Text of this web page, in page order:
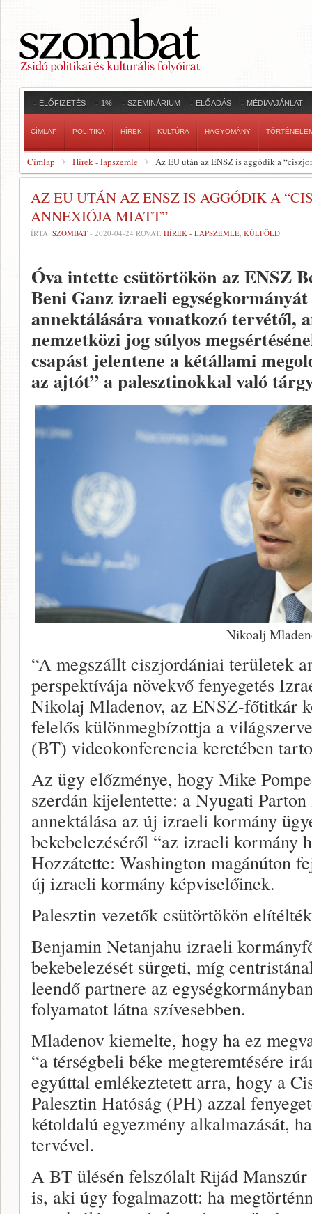
ELŐFIZETÉS 1% SZEMINÁRIUM ELŐADÁS MÉDIAAJÁNLAT
CÍMLAP POLITIKA HÍREK KULTÚRA HAGYOMÁNY
Címlap Hírek - lapszemle Az EU után az ENSZ is aggódik a
AZ EU UTÁN AZ ENSZ IS AGGÓDIK A
ANNEXIÓJA MIATT”
ÍRTA: SZOMBAT - 2020-04-24 ROVAT: HÍREK - LAPSZEMLE, KÜLFÖLD
Óva intette csütörtökön az ENSZ
Beni Ganz izraeli
annektálására vonatkozó tervétől,
nemzetközi jog súlyos
csapást jelentene a kétállami
az ajtót” a palesztinokkal való
Nikoalj
“A megszállt ciszjordániai területek
perspektívája növekvő fenyegetés
Nikolaj Mladenov, az ENSZ-főtitkár
felelős különmegbízottja a
(BT) videokonferencia keretében
Az ügy előzménye, hogy Mike
szerdán kijelentette: a Nyugati
annektálása az új izraeli kormány
bekebelezéséről “az izraeli kormány
Hozzátette: Washington magánúton
új izraeli kormány képviselőinek.
Palesztin vezetők csütörtökön
Benjamin Netanjahu izraeli
bekebelezését sürgeti, míg
leendő partnere az
folyamatot látna szívesebben.
Mladenov kiemelte, hogy ha ez
“a térségbeli béke megteremtésére
egyúttal emlékeztetett arra, hogy a
Palesztin Hatóság (PH) azzal
kétoldalú egyezmény alkalmazását,
tervével.
A BT ülésén felszólalt Rijád
is, aki úgy fogalmazott: ha